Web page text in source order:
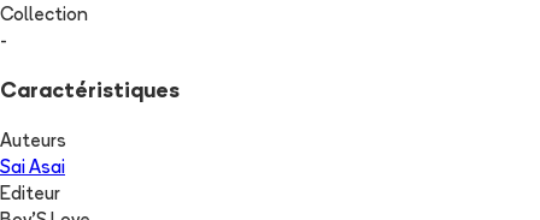
Collection
-
Caractéristiques
Auteurs
Sai Asai
Editeur